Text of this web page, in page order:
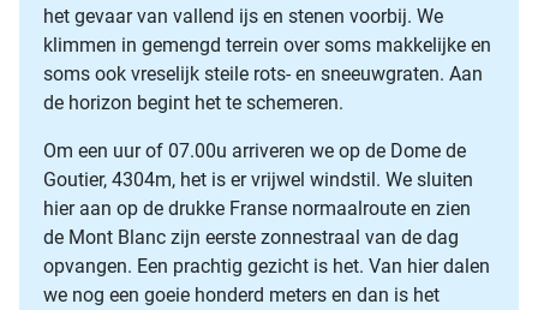
het gevaar van vallend ijs en stenen voorbij. We
klimmen in gemengd terrein over soms makkelijke en
soms ook vreselijk steile rots- en sneeuwgraten. Aan
de horizon begint het te schemeren.
Om een uur of 07.00u arriveren we op de Dome de
Goutier, 4304m, het is er vrijwel windstil. We sluiten
hier aan op de drukke Franse normaalroute en zien
de Mont Blanc zijn eerste zonnestraal van de dag
opvangen. Een prachtig gezicht is het. Van hier dalen
we nog een goeie honderd meters en dan is het